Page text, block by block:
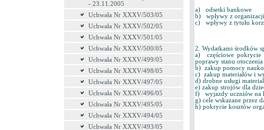
- 23.11.2005
Uchwała Nr XXXV/503/05
Uchwała Nr XXXV/502/05
Uchwała Nr XXXV/501/05
Uchwała Nr XXXV/500/05
Uchwała Nr XXXV/499/05
Uchwała Nr XXXV/498/05
Uchwała Nr XXXV/497/05
Uchwała Nr XXXV/496/05
Uchwała Nr XXXV/495/05
Uchwała Nr XXXV/494/05
Uchwała Nr XXXV/493/05
a) odsetki bankowe
b) wpływy z
c) wpływy z tytułu
2. Wydatkami środków
a) częściowe pokrycie
poprawy stanu
b) zakup pomocy
c) zakup materiałów i
d) drobne usługi
e) zakup strojów dla
f) wyjazdy uczniów na
g) cele wskazane przez
h) pokrycie kosztów